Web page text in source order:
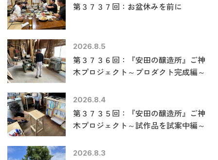
第３７３７回：お盆休みを前に
2026.8.5
第３７３６回：『安田の醸造所』ご神
木プロジェクト～プロダクト完成編～
2026.8.4
第３７３５回：『安田の醸造所』ご神
木プロジェクト～試作品を試案中編～
2026.8.3